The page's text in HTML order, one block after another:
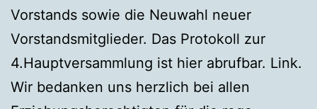
Vorstands sowie die Neuwahl neuer
Vorstandsmitglieder. Das Protokoll zur
4.Hauptversammlung ist hier abrufbar. Link.
Wir bedanken uns herzlich bei allen